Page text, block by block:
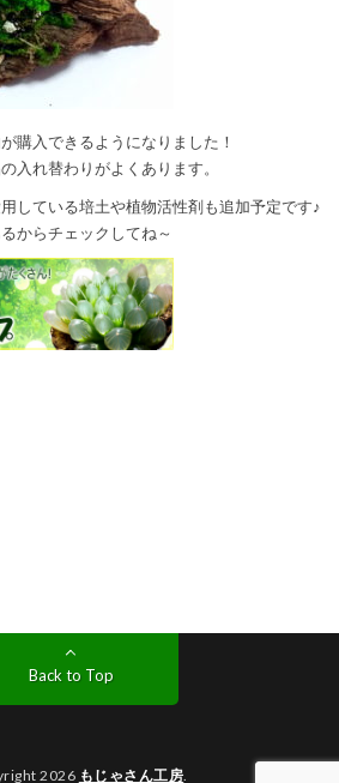
購入できるようになりました！
入れ替わりがよくあります。
している培土や植物活性剤も追加予定です♪
からチェックしてね～
Back to Top
2026 もじゃさん工房.